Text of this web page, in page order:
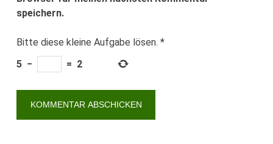
speichern.
Bitte diese kleine Aufgabe lösen. *
5 − = 2